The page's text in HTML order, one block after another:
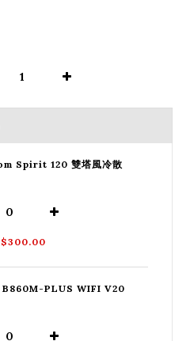
Spirit 120 雙塔風冷散
PLUS WIFI V20